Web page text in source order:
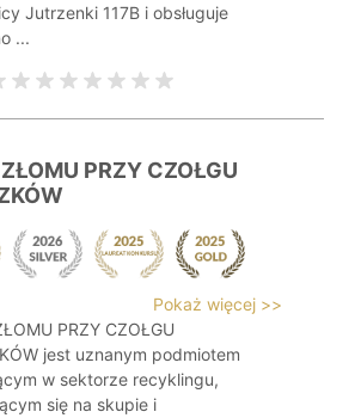
Jutrzenki 117B i obsługuje
...
PRZY CZOŁGU
Pokaż więcej >>
PRZY CZOŁGU
jest uznanym podmiotem
w sektorze recyklingu,
się na skupie i